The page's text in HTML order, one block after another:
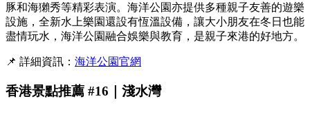
豚和海獺秀等精彩表演。海洋公園亦提供多種親子友善的遊樂
設施，全新水上樂園還設有恆溫設備，讓大小朋友在冬日也能
盡情玩水，海洋公園融合娛樂與教育，是親子來港的好地方。
📌 詳細資訊： 海洋公園官網
香港景點推薦 #16｜淺水灣